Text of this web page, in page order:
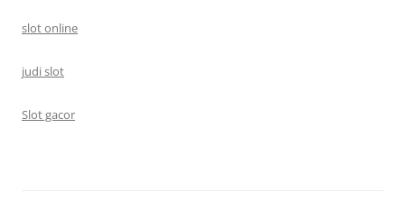
slot online
judi slot
Slot gacor